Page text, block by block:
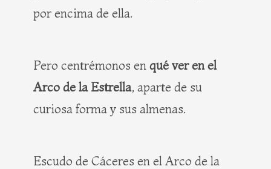
por encima de ella.
Pero centrémonos en qué ver en el
Arco de la Estrella, aparte de su
curiosa forma y sus almenas.
Escudo de Cáceres en el Arco de la